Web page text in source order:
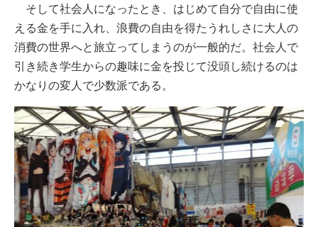
そして社会人になったとき、はじめて自分で自由に使
える金を手に入れ、浪費の自由を得たうれしさに大人の
消費の世界へと旅立ってしまうのが一般的だ。社会人で
引き続き学生からの趣味に金を投じて没頭し続けるのは
かなりの変人で少数派である。